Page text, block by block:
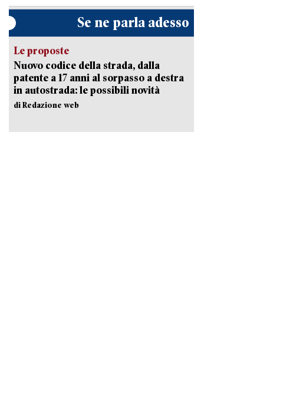
Se ne parla adesso
Le proposte
Nuovo codice della strada, dalla
patente a 17 anni al sorpasso a destra
in autostrada: le possibili novità
di Redazione web